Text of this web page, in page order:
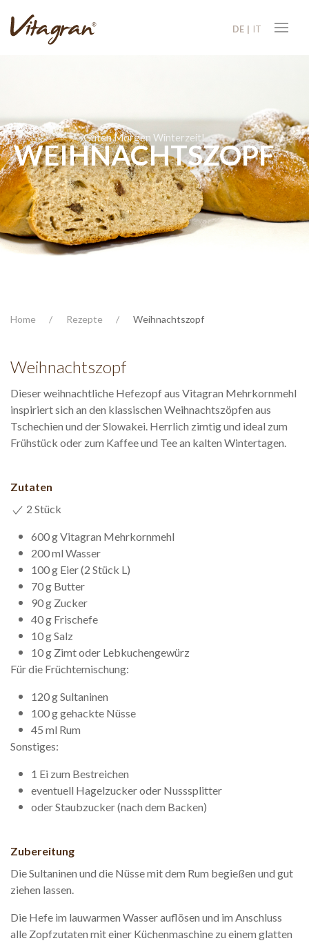
DE IT
Guten Morgen Winterzeit!
WEIHNACHTSZOPF
Home Rezepte Weihnachtszopf
Weihnachtszopf
Dieser weihnachtliche Hefezopf aus Vitagran Mehrkornmehl
inspiriert sich an den klassischen Weihnachtszöpfen aus
Tschechien und der Slowakei. Herrlich zimtig und ideal zum
Frühstück oder zum Kaffee und Tee an kalten Wintertagen.
Zutaten
2 Stück
600 g Vitagran Mehrkornmehl
200 ml Wasser
100 g Eier (2 Stück L)
70 g Butter
90 g Zucker
40 g Frischefe
10 g Salz
10 g Zimt oder Lebkuchengewürz
Für die Früchtemischung:
120 g Sultaninen
100 g gehackte Nüsse
45 ml Rum
Sonstiges:
1 Ei zum Bestreichen
eventuell Hagelzucker oder Nusssplitter
oder Staubzucker (nach dem Backen)
Zubereitung
Die Sultaninen und die Nüsse mit dem Rum begießen und gut
ziehen lassen.
Die Hefe im lauwarmen Wasser auflösen und im Anschluss
alle Zopfzutaten mit einer Küchenmaschine zu einem glatten